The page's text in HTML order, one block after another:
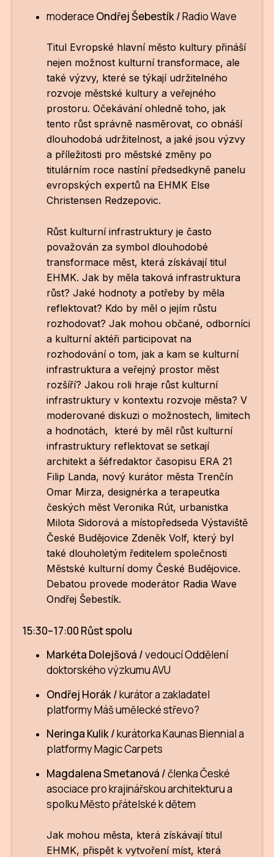
moderace Ondřej Šebestík /Radio Wave
Titul Evropské hlavní město kultury přináší
nejen možnost kulturní transformace, ale
také výzvy, které se týkají udržitelného
rozvoje městské kultury a veřejného
prostoru. Očekávání ohledně toho, jak
tento růst správně nasměrovat, co obnáší
dlouhodobá udržitelnost, a jaké jsou výzvy
a příležitosti pro městské změny po
titulárním roce nastíní předsedkyně panelu
evropských expertů na EHMK Else
Christensen Redzepovic.
Růst kulturní infrastruktury je často
považován za symbol dlouhodobé
transformace měst, která získávají titul
EHMK. Jak by měla taková infrastruktura
růst? Jaké hodnoty a potřeby by měla
reflektovat? Kdo by měl o jejím růstu
rozhodovat? Jak mohou občané, odborníci
a kulturní aktéři participovat na
rozhodování o tom, jak a kam se kulturní
infrastruktura a veřejný prostor měst
rozšíří? Jakou roli hraje růst kulturní
infrastruktury v kontextu rozvoje města? V
moderované diskuzi o možnostech, limitech
a hodnotách, které by měl růst kulturní
infrastruktury reflektovat se setkají
architekt a šéfredaktor časopisu ERA 21
Filip Landa, nový kurátor města Trenčín
Omar Mirza, designérka a terapeutka
českých měst Veronika Rút, urbanistka
Milota Sidorová a místopředseda Výstaviště
České Budějovice Zdeněk Volf, který byl
také dlouholetým ředitelem společnosti
Městské kulturní domy České Budějovice.
Debatou provede moderátor Radia Wave
Ondřej Šebestík.
15:30–17:00 Růst spolu
Markéta Dolejšová /vedoucí Oddělení
doktorského výzkumu AVU
Ondřej Horák /kurátor a zakladatel
platformy Máš umělecké střevo?
Neringa Kulik /kurátorka Kaunas Biennial a
platformy Magic Carpets
Magdalena Smetanová /členka České
asociace pro krajinářskou architekturu a
spolku Město přátelské k dětem
Jak mohou města, která získávají titul
EHMK, přispět k vytvoření míst, která